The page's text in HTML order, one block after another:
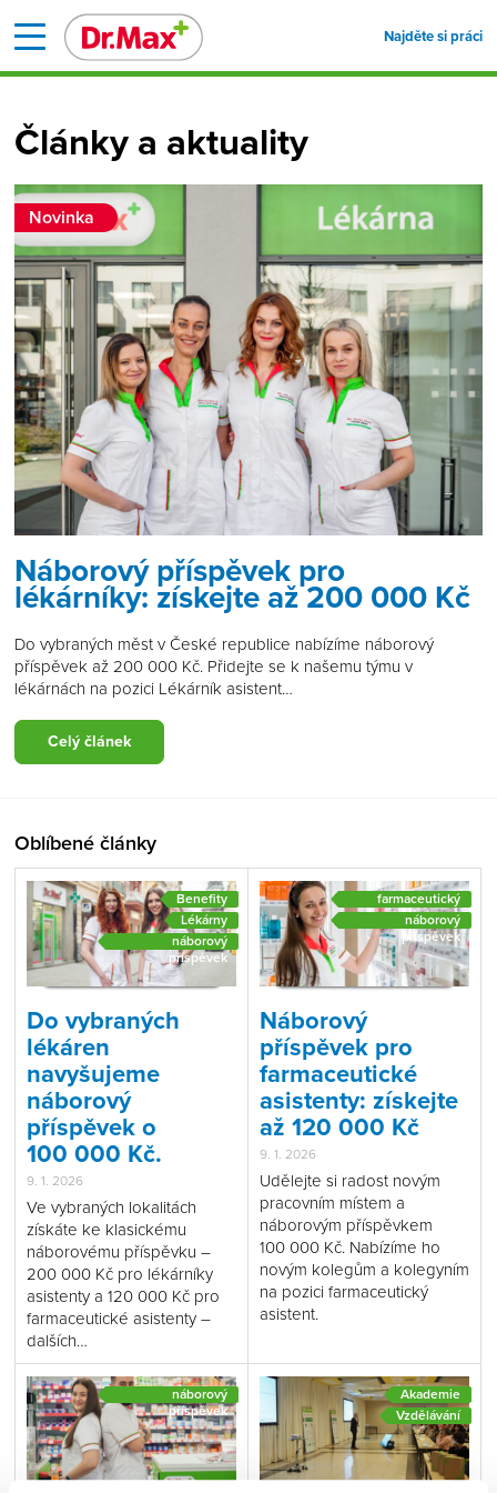
Najděte si práci
Články a aktuality
Novinka
Náborový příspěvek pro
lékárníky: získejte až 200 000 Kč
Do vybraných měst v České republice nabízíme náborový
příspěvek až 200 000 Kč. Přidejte se k našemu týmu v
lékárnách na pozici Lékárník asistent…
Celý článek
Oblíbené články
Do vybraných
lékáren
navyšujeme
náborový
příspěvek o
100 000 Kč.
9. 1. 2026
Ve vybraných lokalitách
získáte ke klasickému
náborovému příspěvku –
200 000 Kč pro lékárníky
asistenty a 120 000 Kč pro
farmaceutické asistenty –
dalších…
Benefity
Lékárny
náborový
příspěvek
Náborový
příspěvek pro
farmaceutické
asistenty: získejte
až 120 000 Kč
9. 1. 2026
Udělejte si radost novým
pracovním místem a
náborovým příspěvkem
100 000 Kč. Nabízíme ho
novým kolegům a kolegyním
na pozici farmaceutický
asistent.
farmaceutický
asistent
náborový
příspěvek
náborový
příspěvek
Akademie
Vzdělávání